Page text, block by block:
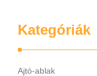
Kategóriák
Ajtó-ablak